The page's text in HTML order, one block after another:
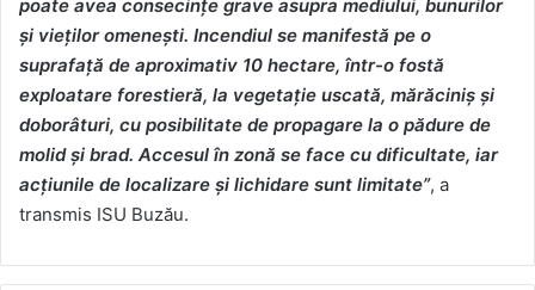
poate avea consecinţe grave asupra mediului, bunurilor
şi vieţilor omeneşti. Incendiul se manifestă pe o
suprafaţă de aproximativ 10 hectare, într-o fostă
exploatare forestieră, la vegetaţie uscată, mărăciniş şi
doborâturi, cu posibilitate de propagare la o pădure de
molid şi brad. Accesul în zonă se face cu dificultate, iar
acţiunile de localizare şi lichidare sunt limitate”, a
transmis ISU Buzău.